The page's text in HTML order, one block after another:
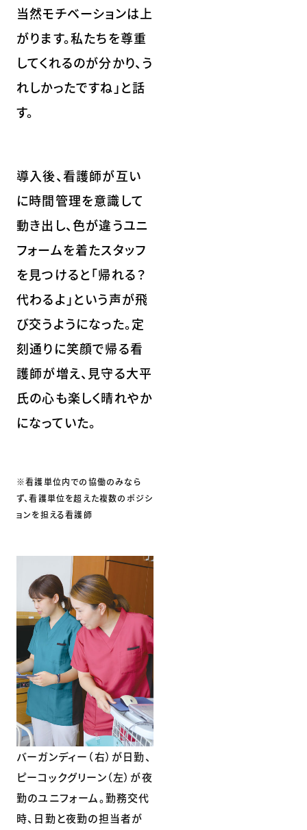
当然モチベーションは上
がります。私たちを尊重
してくれるのが分かり、う
れしかったですね」と話
す。
導入後、看護師が互い
に時間管理を意識して
動き出し、色が違うユニ
フォームを着たスタッフ
を見つけると「帰れる？
代わるよ」という声が飛
び交うようになった。定
刻通りに笑顔で帰る看
護師が増え、見守る大平
氏の心も楽しく晴れやか
になっていた。
※看護単位内での協働のみなら
ず、看護単位を超えた複数のポジシ
ョンを担える看護師
バーガンディー（右）が日勤、
ピーコックグリーン（左）が夜
勤のユニフォーム。勤務交代
時、日勤と夜勤の担当者が